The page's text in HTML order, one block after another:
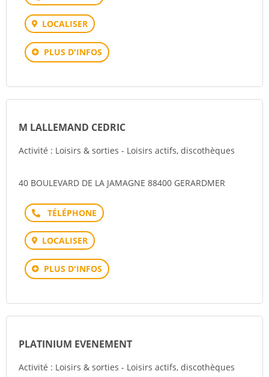
LOCALISER
PLUS D'INFOS
M LALLEMAND CEDRIC
Activité : Loisirs & sorties - Loisirs actifs, discothèques
40 BOULEVARD DE LA JAMAGNE 88400 GERARDMER
Téléphone
LOCALISER
PLUS D'INFOS
PLATINIUM EVENEMENT
Activité : Loisirs & sorties - Loisirs actifs, discothèques